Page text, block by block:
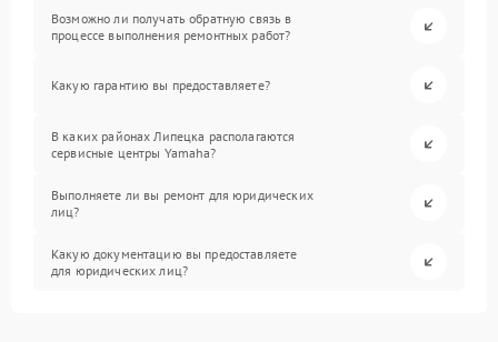
Возможно ли получать обратную связь в
процессе выполнения ремонтных работ?
Какую гарантию вы предоставляете?
В каких районах Липецка располагаются
сервисные центры Yamaha?
Выполняете ли вы ремонт для юридических
лиц?
Какую документацию вы предоставляете
для юридических лиц?